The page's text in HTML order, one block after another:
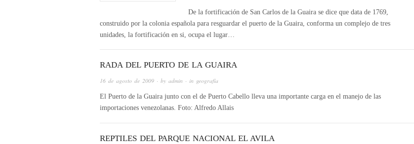
De la fortificación de San Carlos de la Guaira se dice que data de 1769,
construido por la colonia española para resguardar el puerto de la Guaira, conforma un complejo de tres
unidades, la fortificación en si, ocupa el lugar…
RADA DEL PUERTO DE LA GUAIRA
16 de agosto de 2009 · by admin · in geografía
El Puerto de la Guaira junto con el de Puerto Cabello lleva una importante carga en el manejo de las
importaciones venezolanas. Foto: Alfredo Allais
REPTILES DEL PARQUE NACIONAL EL AVILA